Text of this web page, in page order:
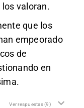
valoran.
que los
empeorado
de
en
Ver respuestas(9)